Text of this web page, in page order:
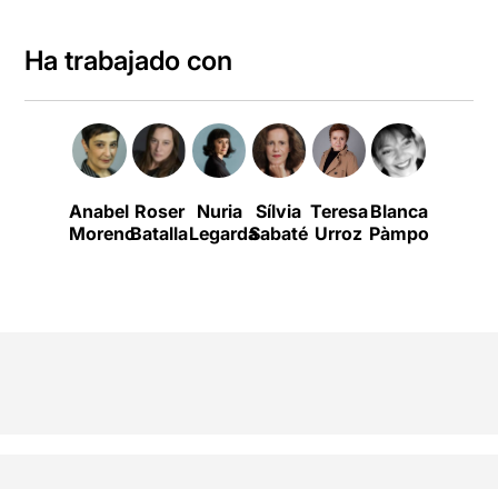
Ha trabajado con
Anabel
Moreno
Roser
Batalla
Nuria
Legarda
Sílvia
Sabaté
Teresa
Urroz
Blanca
Pàmpols